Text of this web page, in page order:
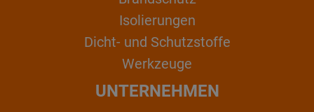
Isolierungen
Dicht- und Schutzstoffe
Werkzeuge
UNTERNEHMEN